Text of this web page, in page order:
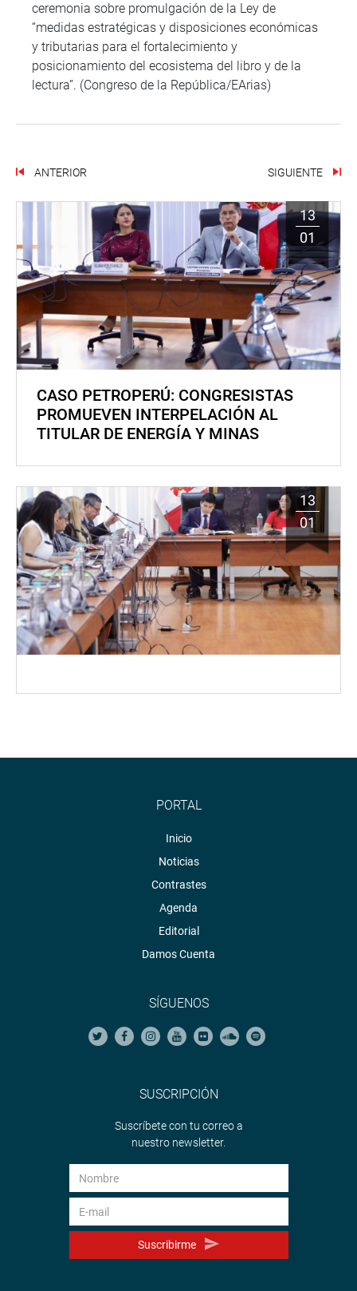
ceremonia sobre promulgación de la Ley de
“medidas estratégicas y disposiciones económicas
y tributarias para el fortalecimiento y
posicionamiento del ecosistema del libro y de la
lectura”. (Congreso de la República/EArias)
ANTERIOR SIGUIENTE
13
01
CASO PETROPERÚ: CONGRESISTAS
PROMUEVEN INTERPELACIÓN AL
TITULAR DE ENERGÍA Y MINAS
13
01
PORTAL
Inicio
Noticias
Contrastes
Agenda
Editorial
Damos Cuenta
SÍGUENOS
SUSCRIPCIÓN
Suscríbete con tu correo a
nuestro newsletter.
Suscribirme